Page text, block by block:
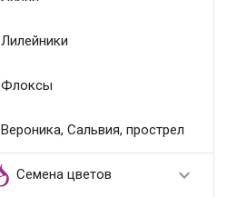
Лилейники
Флоксы
Вероника, Сальвия, прострел
Семена цветов 